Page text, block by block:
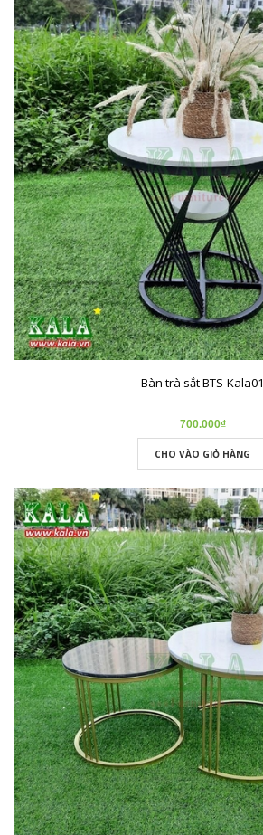
Bàn trà sắt BTS-Kala01
700.000₫
CHO VÀO GIỎ HÀNG